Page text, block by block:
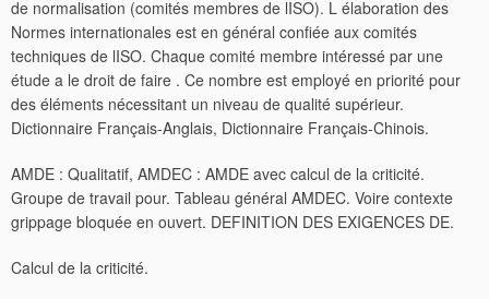
de normalisation (comités membres de lISO). L élaboration des
Normes internationales est en général confiée aux comités
techniques de lISO. Chaque comité membre intéressé par une
étude a le droit de faire . Ce nombre est employé en priorité pour
des éléments nécessitant un niveau de qualité supérieur.
Dictionnaire Français-Anglais, Dictionnaire Français-Chinois.
AMDE : Qualitatif, AMDEC : AMDE avec calcul de la criticité.
Groupe de travail pour. Tableau général AMDEC. Voire contexte
grippage bloquée en ouvert. DEFINITION DES EXIGENCES DE.
Calcul de la criticité.